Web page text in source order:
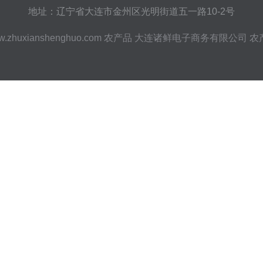
地址：辽宁省大连市金州区光明街道五一路10-2号
农产品 大连诸鲜电子商务有限公司 农